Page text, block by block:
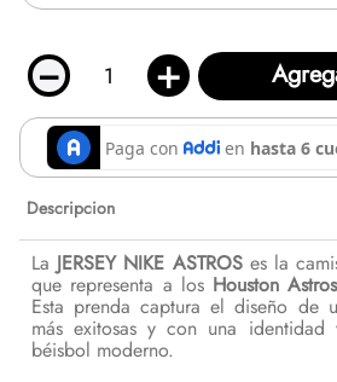
＋
－
Descripcion
La JERSEY NIKE ASTROSes la
que representa a los Houston Astros
Esta prenda captura el diseño de
más exitosas y con una identidad
béisbol moderno.